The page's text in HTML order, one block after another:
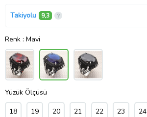
Takiyolu 9,3
Renk : Mavi
Yüzük Ölçüsü
18 19 20 21 22 23 24